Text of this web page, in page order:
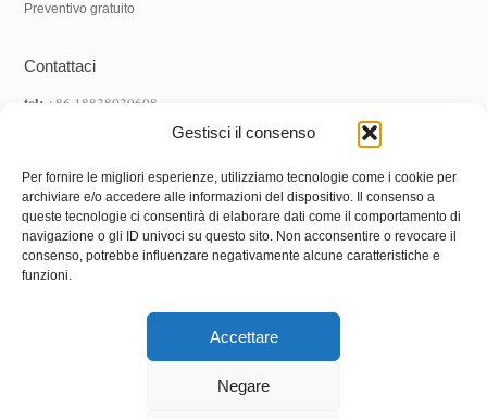
Gestisci il consenso
Per fornire le migliori esperienze, utilizziamo tecnologie come i cookie per
archiviare e/o accedere alle informazioni del dispositivo. Il consenso a
queste tecnologie ci consentirà di elaborare dati come il comportamento di
navigazione o gli ID univoci su questo sito. Non acconsentire o revocare il
consenso, potrebbe influenzare negativamente alcune caratteristiche e
funzioni.
Accettare
Negare
Preventivo gratuito
Contattaci
tel: +86 18838039608
+86 18838039608
Indirizzo
Indirizzo della fabbrica:No.1 fabbrica, NO. 105 Xuchang Road,
Zhongxin Road Street, Distretto di Shanghai, Città di Zhengzhou,
Henan Yushunxin Machine